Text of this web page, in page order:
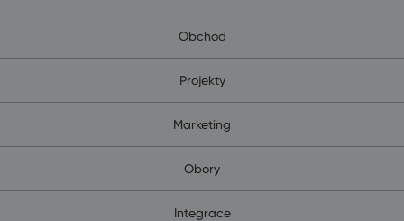
Obchod
Projekty
Marketing
Obory
Integrace